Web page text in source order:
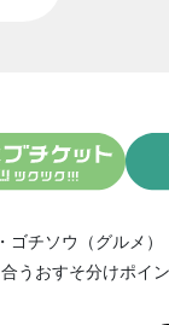
・ ゴチソウ（グルメ）
う おすそ分けポイ